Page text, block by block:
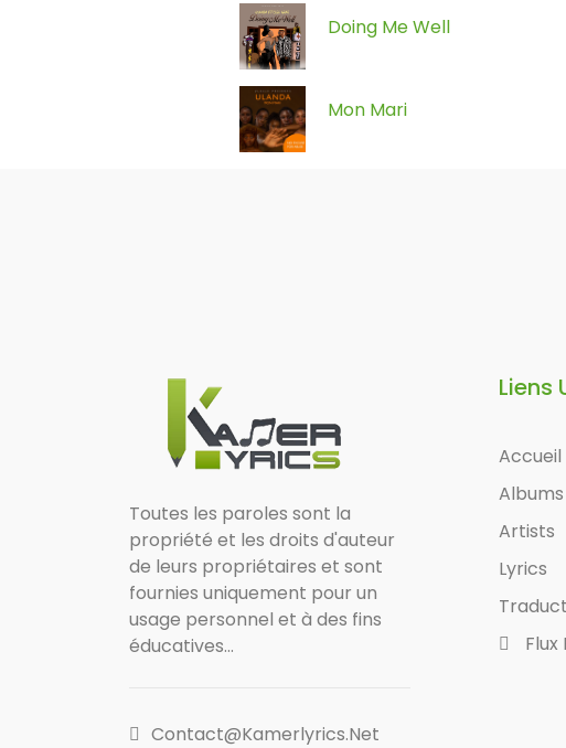
Doing Me Well
Mon Mari
Toutes les paroles sont la
propriété et les droits d'auteur
de leurs propriétaires et sont
fournies uniquement pour un
usage personnel et à des fins
éducatives...
Contact@kamerlyrics.net
Liens
Accueil
Albums
Artists
Lyrics
Flux